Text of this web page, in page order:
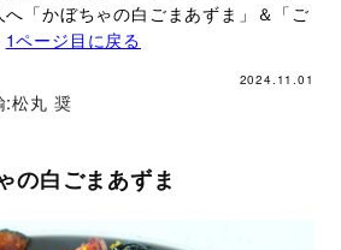
「かぼちゃの白ごまあずま」＆「ご
1ページ目に戻る
2024.11.01
:松丸 奨
の白ごまあずま